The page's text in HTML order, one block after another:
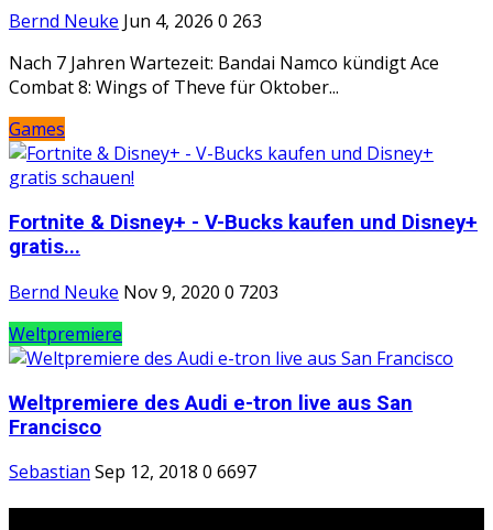
Bernd Neuke Jun 4, 2026 0 263
Nach 7 Jahren Wartezeit: Bandai Namco kündigt Ace
Combat 8: Wings of Theve für Oktober...
Games
Fortnite & Disney+ - V-Bucks kaufen und Disney+
gratis...
Bernd Neuke Nov 9, 2020 0 7203
Weltpremiere
Weltpremiere des Audi e-tron live aus San
Francisco
Sebastian Sep 12, 2018 0 6697